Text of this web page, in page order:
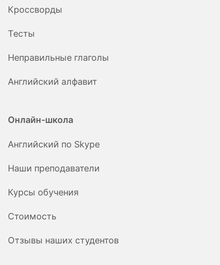
Кроссворды
Тесты
Неправильные глаголы
Английский алфавит
Онлайн-школа
Английский по Skype
Наши преподаватели
Курсы обучения
Стоимость
Отзывы наших студентов